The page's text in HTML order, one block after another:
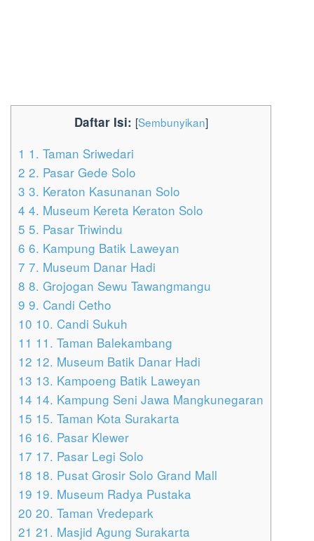
Daftar Isi: [Sembunyikan]
1 1. Taman Sriwedari
2 2. Pasar Gede Solo
3 3. Keraton Kasunanan Solo
4 4. Museum Kereta Keraton Solo
5 5. Pasar Triwindu
6 6. Kampung Batik Laweyan
7 7. Museum Danar Hadi
8 8. Grojogan Sewu Tawangmangu
9 9. Candi Cetho
10 10. Candi Sukuh
11 11. Taman Balekambang
12 12. Museum Batik Danar Hadi
13 13. Kampoeng Batik Laweyan
14 14. Kampung Seni Jawa Mangkunegaran
15 15. Taman Kota Surakarta
16 16. Pasar Klewer
17 17. Pasar Legi Solo
18 18. Pusat Grosir Solo Grand Mall
19 19. Museum Radya Pustaka
20 20. Taman Vredepark
21 21. Masjid Agung Surakarta